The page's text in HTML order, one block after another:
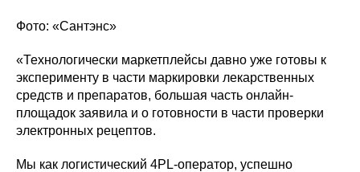
Фото: «Сантэнс»
«Технологически маркетплейсы давно уже готовы к
эксперименту в части маркировки лекарственных
средств и препаратов, большая часть онлайн-
площадок заявила и о готовности в части проверки
электронных рецептов.
Мы как логистический 4PL-оператор, успешно